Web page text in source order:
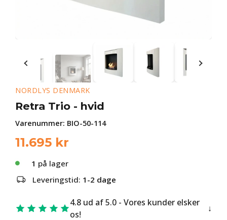
NORDLYS DENMARK
Retra Trio - hvid
Varenummer: BIO-50-114
11.695 kr
1 på lager
Leveringstid: 1-2 dage
4.8 ud af 5.0 - Vores kunder elsker
os!